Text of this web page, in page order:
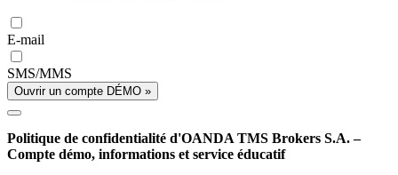
E-mail
SMS/MMS
Ouvrir un compte DÉMO »
Politique de confidentialité d'OANDA TMS Brokers S.A. –
Compte démo, informations et service éducatif